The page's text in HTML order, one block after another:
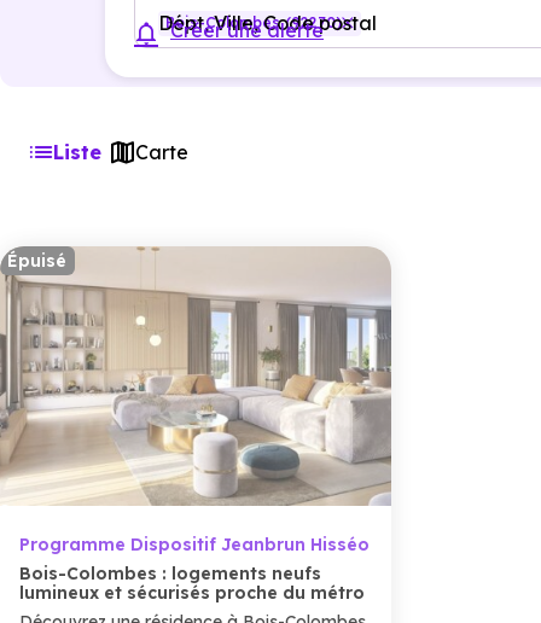
Dépt, Ville, Code postal
Bois-Colombes (92270)
Créer une alerte
Liste Carte
Épuisé
Programme Dispositif Jeanbrun Hisséo
Bois-Colombes : logements neufs
lumineux et sécurisés proche du métro